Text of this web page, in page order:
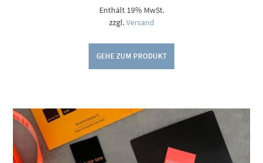
Enthält 19% MwSt.
zzgl.Versand
GEHE ZUM PRODUKT